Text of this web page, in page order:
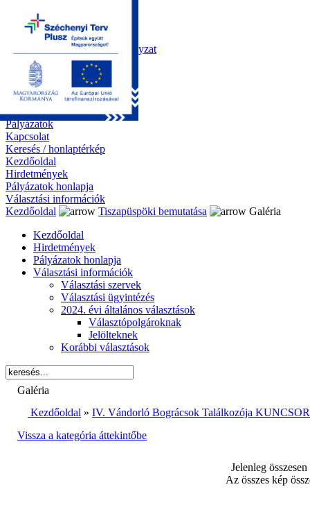
Kezdőoldal
Önkormányzat
Polgármesteri Hivatal
Roma Nemzetiségi Önkormányzat
Elektronikus ügyintézés
Közérdekű információk
Tiszapüspöki bemutatása
Galéria
Díjazottaink
Pályázatok
Kapcsolat
Keresés / honlaptérkép
Kezdőoldal
Hirdetmények
Pályázatok honlapja
Választási információk
Kezdőoldal
Tiszapüspöki bemutatása
Galéria
Kezdőoldal
Hirdetmények
Pályázatok honlapja
Választási információk
Választási szervek
Választási ügyintézés
2024. évi általános választások
Választópolgároknak
Jelölteknek
Korábbi választások
Galéria
Kezdőoldal » IV. Vándorló Bográcsok Találkozója
Vissza a kategória áttekintőbe
Jelenleg
Az összes kép